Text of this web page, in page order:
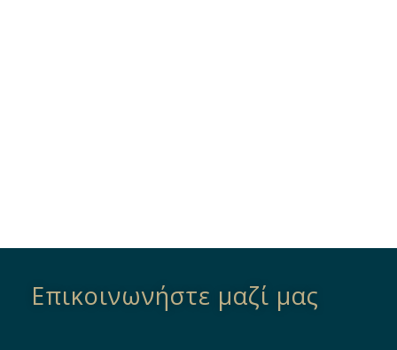
Επικοινωνήστε μαζί μας